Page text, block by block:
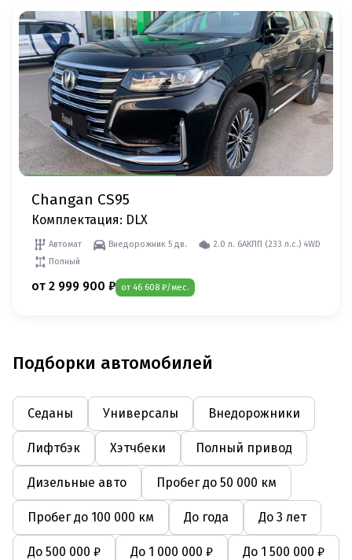
Changan CS95
Комплектация: DLX
Автомат Внедорожник 5 дв.
2.0 л. 6AКПП (233 л.c.) 4WD
Полный
от 2 999 900 ₽ от 46 608 ₽/мес.
Подборки автомобилей
Седаны Универсалы Внедорожники
Лифтбэк Хэтчбеки Полный привод
Дизельные авто Пробег до 50 000 км
Пробег до 100 000 км До года До 3 лет
До 500 000 ₽ До 1 000 000 ₽ До 1 500 000 ₽